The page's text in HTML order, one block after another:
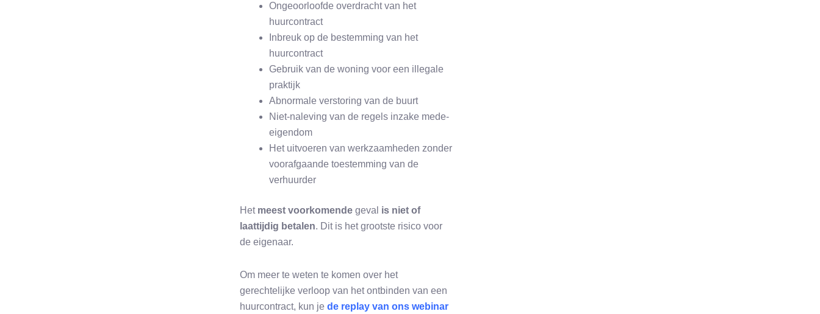
Ongeoorloofde overdracht van het
huurcontract
Inbreuk op de bestemming van het
huurcontract
Gebruik van de woning voor een illegale
praktijk
Abnormale verstoring van de buurt
Niet-naleving van de regels inzake mede-
eigendom
Het uitvoeren van werkzaamheden zonder
voorafgaande toestemming van de
verhuurder
Het meest voorkomendegeval is niet of
laattijdig betalen. Dit is het grootste risico voor
de eigenaar.
Om meer te weten te komen over het
gerechtelijke verloop van het ontbinden van een
huurcontract, kun jede replay van ons webinar